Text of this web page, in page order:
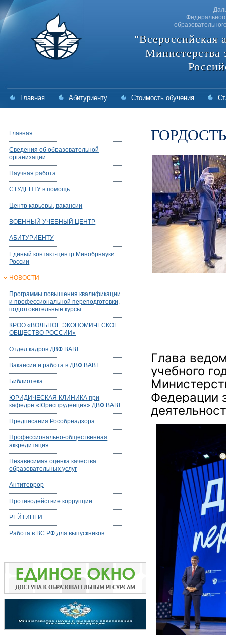
"Всероссийская
Министерства
Главная Абитуриенту Стоимость обучения
Главная
Сведения об образовательной
организации
Научная работа
СТУДЕНТУ в помощь
Центр карьеры, вакансии
ВОЕННЫЙ УЧЕБНЫЙ ЦЕНТР
АБИТУРИЕНТУ
Единый контакт-центр Минобрнауки
России
НОВОСТИ
Программы повышения квалификации
и профессиональной переподготовки,
подготовительные курсы
КРОО «ВОЛЬНОЕ ЭКОНОМИЧЕСКОЕ
ОБЩЕСТВО РОССИИ»
Отдел кадров ДВФ ВАВТ
Вакансии и работа в ДВФ ВАВТ
Библиотека
ЮРИДИЧЕСКАЯ КЛИНИКА при
кафедре «Юриспруденция» ДВФ ВАВТ
Предписания Рособрнадзора
Профессионально-общественная
аккредитация
Независимая оценка качества
образовательных услуг
Антитеррор
Противодействие коррупции
РЕЙТИНГИ
Работа в ВС РФ для выпускников
Глава
учебного
Федерации